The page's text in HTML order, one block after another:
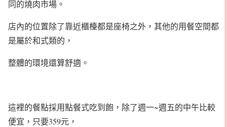
同的燒肉市場。
店內的位置除了靠近櫃檯都是座椅之外，其他的用餐空間都
是屬於和式類的，
整體的環境還算舒適。
這裡的餐點採用點餐式吃到飽，除了週一~週五的中午比較
便宜，只要359元，